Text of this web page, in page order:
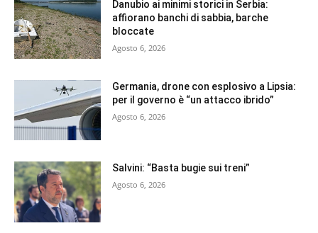
Danubio ai minimi storici in Serbia:
affiorano banchi di sabbia, barche
bloccate
Agosto 6, 2026
Germania, drone con esplosivo a Lipsia:
per il governo è “un attacco ibrido”
Agosto 6, 2026
Salvini: “Basta bugie sui treni”
Agosto 6, 2026